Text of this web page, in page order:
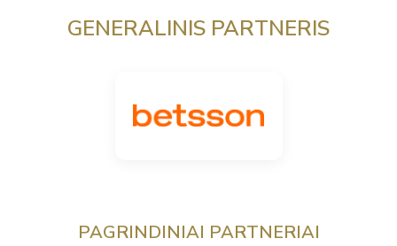
GENERALINIS PARTNERIS
PAGRINDINIAI PARTNERIAI